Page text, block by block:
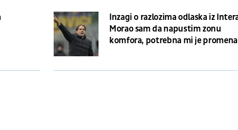
Inzagi o razlozima odlaska iz
Morao sam da napustim zonu
komfora, potrebna mi je